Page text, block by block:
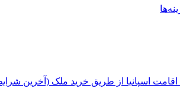
اسپانیا از طریق خرید ملک (آخرین شرایط